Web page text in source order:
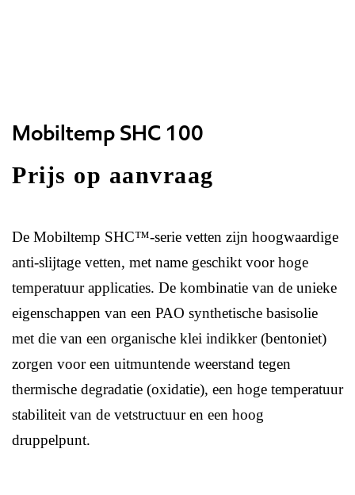
Mobiltemp SHC 100
Prijs op aanvraag
De Mobiltemp SHC™-serie vetten zijn hoogwaardige
anti-slijtage vetten, met name geschikt voor hoge
temperatuur applicaties. De kombinatie van de unieke
eigenschappen van een PAO synthetische basisolie
met die van een organische klei indikker (bentoniet)
zorgen voor een uitmuntende weerstand tegen
thermische degradatie (oxidatie), een hoge temperatuur
stabiliteit van de vetstructuur en een hoog
druppelpunt.